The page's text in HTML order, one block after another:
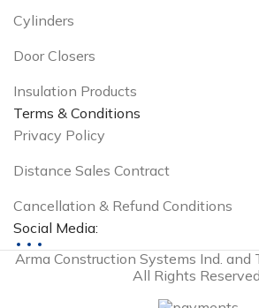
Cylinders
Door Closers
Insulation Products
Terms & Conditions
Privacy Policy
Distance Sales Contract
Cancellation & Refund Conditions
Social Media:
Arma Construction Systems Ind.
All Rights